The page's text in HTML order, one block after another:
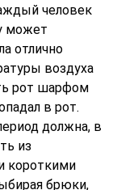
человек
может
отлично
воздуха
рот шарфом
в рот.
должна, в
из
короткими
брюки,